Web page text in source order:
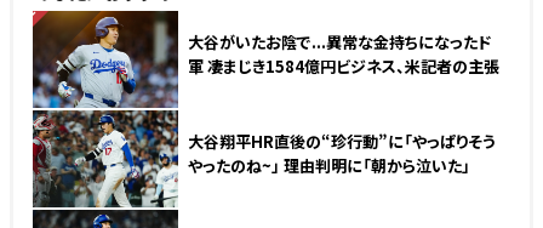
NEW
大谷がいたお陰で...異常な金持ちになったド
軍 凄まじき1584億円ビジネス、米記者の主張
大谷翔平HR直後の“珍行動”に「やっぱりそう
やったのね~」 理由判明に「朝から泣いた」